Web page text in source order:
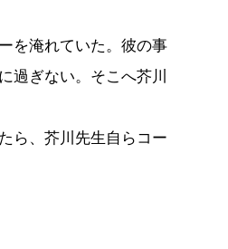
を淹れていた。彼の事
過ぎない。そこへ芥川
ら、芥川先生自らコー